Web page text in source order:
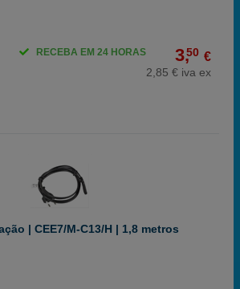
3,50 €
2,85 € iva ex
RECEBA EM 24 HORAS
| CEE7/M-C13/H | 1,8 metros